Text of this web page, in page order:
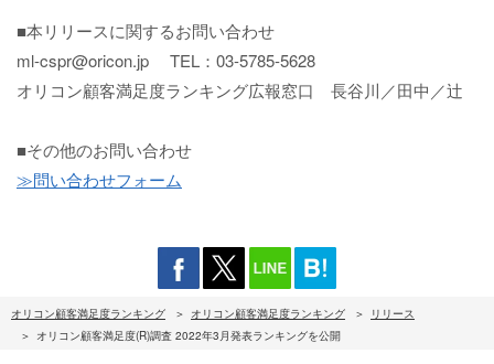
■本リリースに関するお問い合わせ
ml-cspr@oricon.jp TEL：03-5785-5628
オリコン顧客満足度ランキング広報窓口 長谷川／田中／辻
■その他のお問い合わせ
≫問い合わせフォーム
オリコン顧客満足度ランキング オリコン顧客満足度ランキング
リリース
オリコン顧客満足度(R)調査 2022年3月発表ランキングを公開